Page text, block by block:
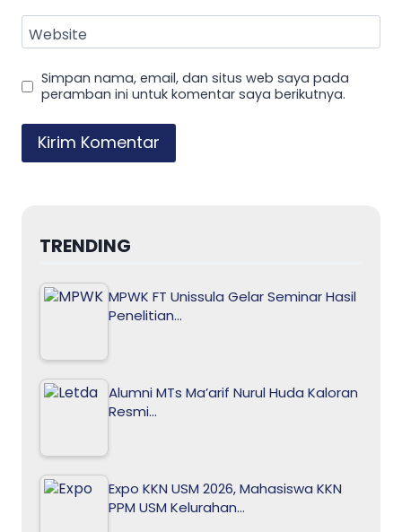
Website
Simpan nama, email, dan situs web saya pada
peramban ini untuk komentar saya berikutnya.
TRENDING
MPWK FT Unissula Gelar Seminar Hasil
Penelitian…
Alumni MTs Ma’arif Nurul Huda Kaloran
Resmi…
Expo KKN USM 2026, Mahasiswa KKN
PPM USM Kelurahan…